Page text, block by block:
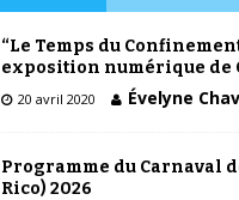
“Le Temps du
exposition numérique de
20 avril 2020 Évelyne
Programme du Carnaval
Rico) 2026